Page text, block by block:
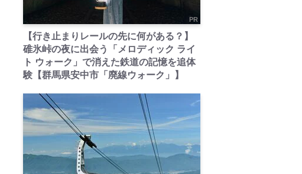
PR
【行き止まりレールの先に何がある？】
碓氷峠の夜に出会う「メロディック ライ
ト ウォーク」で消えた鉄道の記憶を追体
験【群馬県安中市「廃線ウォーク」】